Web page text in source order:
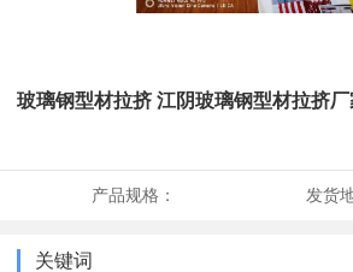
玻璃钢型材拉挤 江阴玻璃钢型材拉挤
产品规格： 发货
关键词